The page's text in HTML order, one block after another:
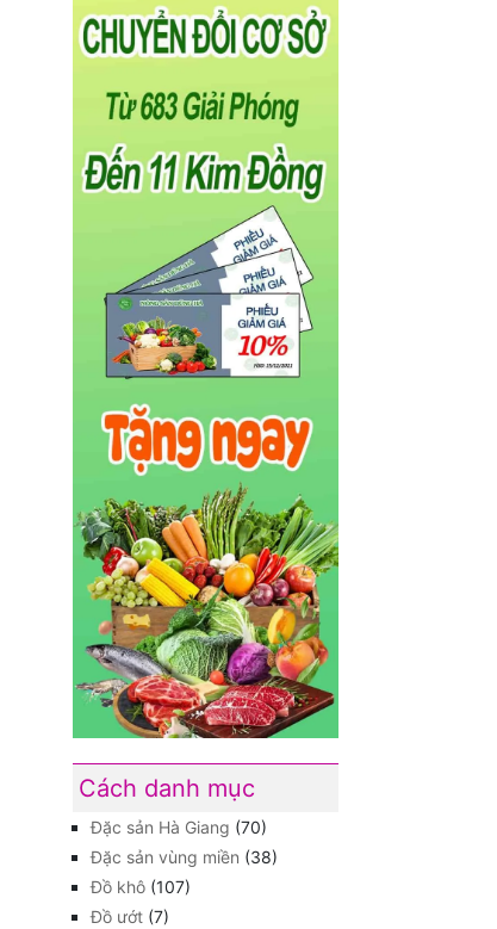
Cách danh mục
Đặc sản Hà Giang (70)
Đặc sản vùng miền (38)
Đồ khô (107)
Đồ ướt (7)